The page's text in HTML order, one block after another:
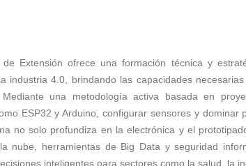
de Extensión ofrece una formación técnica y
industria 4.0, brindando las capacidades
una metodología activa basada en
ESP32 y Arduino, configurar sensores y dominar
no solo profundiza en la electrónica y el
nube, herramientas de Big Data y seguridad
inteligentes para sectores como la salud, la